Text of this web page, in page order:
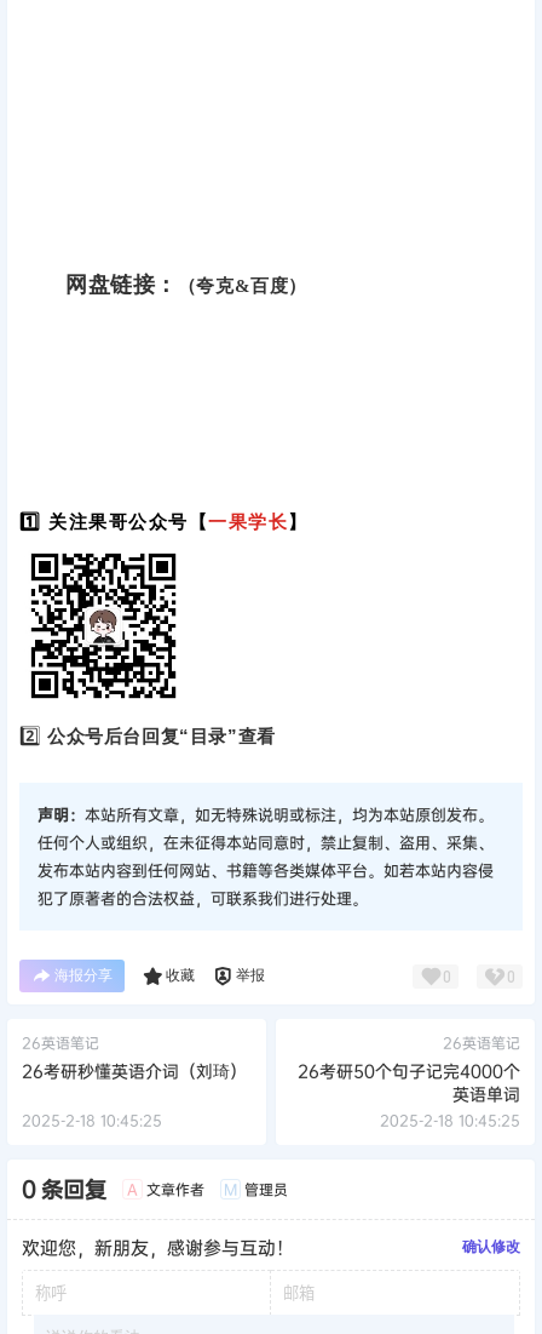
网盘链接： （夸克&百度）
1️⃣ 关注果哥公众号【一果学长】
2️⃣公众号后台回复“目录”查看
声明： 本站所有文章，如无特殊说明或标注，均为本站原创发布。
任何个人或组织，在未征得本站同意时，禁止复制、盗用、采集、
发布本站内容到任何网站、书籍等各类媒体平台。如若本站内容侵
犯了原著者的合法权益，可联系我们进行处理。
海报分享 收藏 举报 0 0
26英语笔记
26考研秒懂英语介词（刘琦）
2025-2-18 10:45:25
26英语笔记
26考研50个句子记完4000个
英语单词
2025-2-18 10:45:25
0 条回复 A 文章作者 M 管理员
欢迎您，新朋友，感谢参与互动！ 确认修改